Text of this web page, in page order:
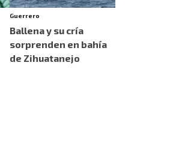
Guerrero
Ballena y su cría
sorprenden en bahía
de Zihuatanejo